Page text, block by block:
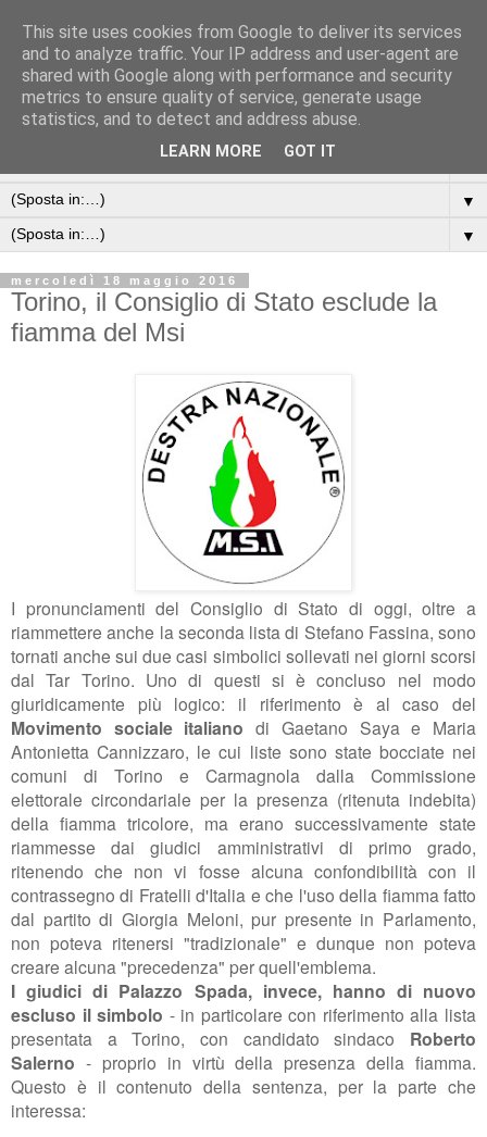
▼
▼
mercoledì 18 maggio 2016
Torino, il Consiglio di Stato esclude la
fiamma del Msi
I pronunciamenti del Consiglio di Stato di oggi, oltre a
riammettere anche la seconda lista di Stefano Fassina, sono
tornati anche sui due casi simbolici sollevati nei giorni scorsi
dal Tar Torino. Uno di questi si è concluso nel modo
giuridicamente più logico: il riferimento è al caso del
Movimento sociale italianodi Gaetano Saya e Maria
Antonietta Cannizzaro, le cui liste sono state bocciate nei
comuni di Torino e Carmagnola dalla Commissione
elettorale circondariale per la presenza (ritenuta indebita)
della fiamma tricolore, ma erano successivamente state
riammesse dai giudici amministrativi di primo grado,
ritenendo che non vi fosse alcuna confondibilità con il
contrassegno di Fratelli d'Italia e che l'uso della fiamma fatto
dal partito di Giorgia Meloni, pur presente in Parlamento,
non poteva ritenersi "tradizionale" e dunque non poteva
creare alcuna "precedenza" per quell'emblema.
I giudici di Palazzo Spada, invece, hanno di nuovo
escluso il simbolo - in particolare con riferimento alla lista
presentata a Torino, con candidato sindaco Roberto
Salerno - proprio in virtù della presenza della fiamma.
Questo è il contenuto della sentenza, per la parte che
interessa:
This site uses cookies from Google to deliver its services
and to analyze traffic. Your IP address and user-agent are
shared with Google along with performance and security
metrics to ensure quality of service, generate usage
statistics, and to detect and address abuse.
LEARN MORE GOT IT